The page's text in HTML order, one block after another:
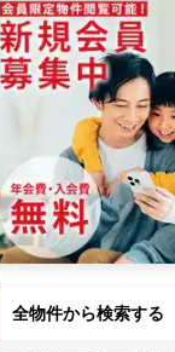
全物件から検索する